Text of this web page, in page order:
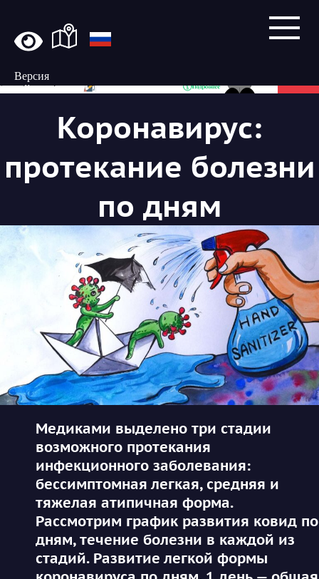
Версия
сайта
слабовидящихКоронавирус:
протекание болезни
по дням
Медиками выделено три стадии
возможного протекания
инфекционного заболевания:
бессимптомная легкая, средняя и
тяжелая атипичная форма.
Рассмотрим график развития ковид по
дням, течение болезни в каждой из
стадий. Развитие легкой формы